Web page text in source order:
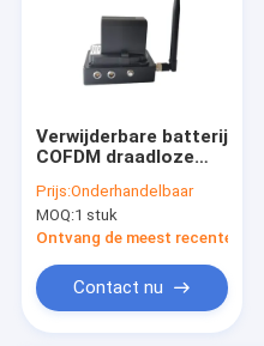
Verwijderbare batterij
COFDM draadloze
voor noodgevallen
AES 128 bits
Encryption Low
modulatie
Prijs:Onderhandelbaar
MOQ:1 stuk
Ontvang de meest recente Prijs
Contact nu